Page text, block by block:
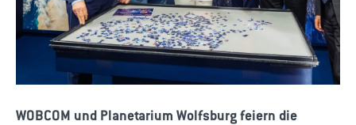
WOBCOM und Planetarium Wolfsburg feiern die